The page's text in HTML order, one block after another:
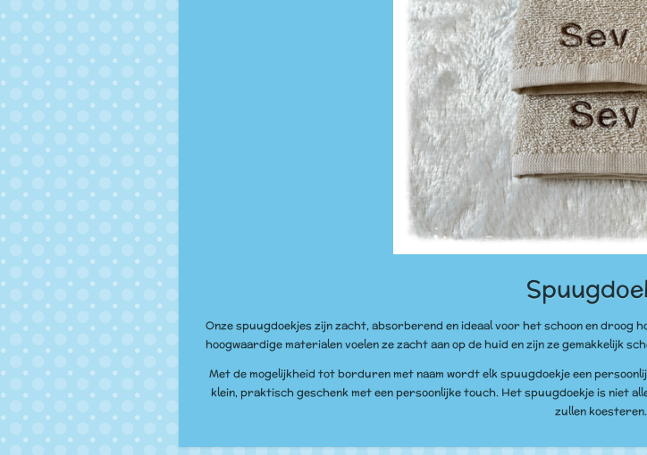
Onze spuugdoekjes zijn zacht, absorberend en ideaal voor het schoon en droog
hoogwaardige materialen voelen ze zacht aan op de huid en zijn ze gemakkelijk
Met de mogelijkheid tot borduren met naam wordt elk spuugdoekje een
klein, praktisch geschenk met een persoonlijke touch. Het spuugdoekje is niet
zullen koesteren.